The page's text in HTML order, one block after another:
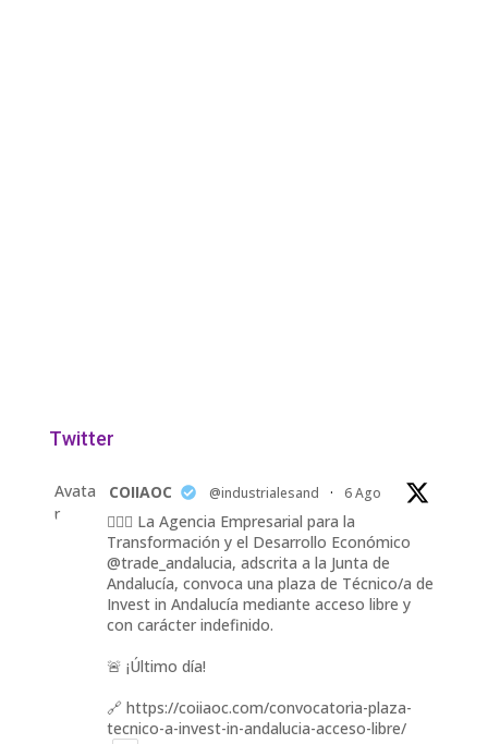
Twitter
Avata
r
COIIAOC @industrialesand · 6 Ago
👷🏽‍♀️ La Agencia Empresarial para la
Transformación y el Desarrollo Económico
@trade_andalucia, adscrita a la Junta de
Andalucía, convoca una plaza de Técnico/a de
Invest in Andalucía mediante acceso libre y
con carácter indefinido.
🚨 ¡Último día!
🔗 https://coiiaoc.com/convocatoria-plaza-
tecnico-a-invest-in-andalucia-acceso-libre/